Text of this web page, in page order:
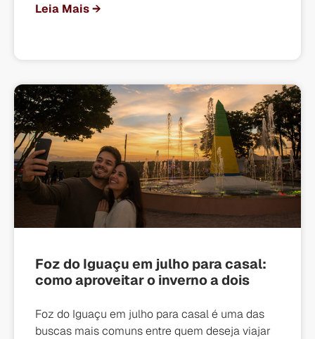
Leia Mais →
Foz do Iguaçu em julho para casal:
como aproveitar o inverno a dois
Foz do Iguaçu em julho para casal é uma das
buscas mais comuns entre quem deseja viajar